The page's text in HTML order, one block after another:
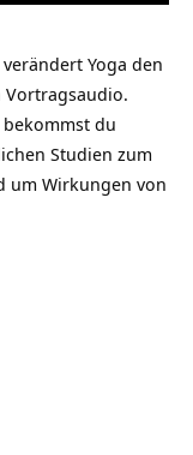
Yoga den
Vortragsaudio.
bekommst du
Studien zum
um Wirkungen von